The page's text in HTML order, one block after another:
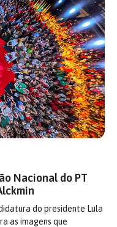
Nacional do PT
do presidente Lula
as imagens que